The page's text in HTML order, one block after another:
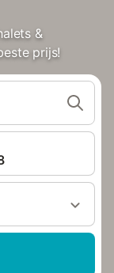
&
prijs!